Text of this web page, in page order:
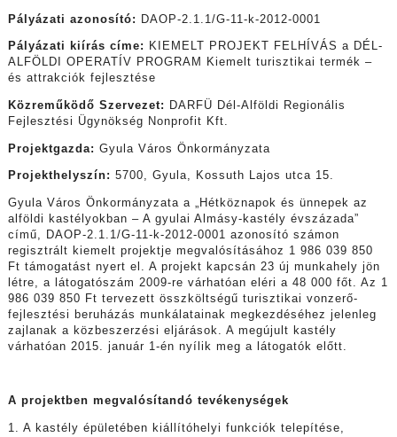
Pályázati azonosító: DAOP-2.1.1/G-11-k-2012-0001
Pályázati kiírás címe:
KIEMELT PROJEKT FELHÍVÁS a DÉL-
ALFÖLDI OPERATÍV PROGRAM Kiemelt turisztikai termék –
és attrakciók fejlesztése
Közreműködő Szervezet:
DARFÜ Dél-Alföldi Regionális
Fejlesztési Ügynökség Nonprofit Kft.
Projektgazda: Gyula Város Önkormányzata
Projekthelyszín: 5700, Gyula, Kossuth Lajos utca 15.
Gyula Város Önkormányzata a „Hétköznapok és ünnepek az
alföldi kastélyokban – A gyulai Almásy-kastély évszázada”
című, DAOP-2.1.1/G-11-k-2012-0001 azonosító számon
regisztrált kiemelt projektje megvalósításához 1 986 039 850
Ft támogatást nyert el. A projekt kapcsán 23 új munkahely jön
létre, a látogatószám 2009-re várhatóan eléri a 48 000 főt. Az 1
986 039 850 Ft tervezett összköltségű turisztikai vonzerő-
fejlesztési beruházás munkálatainak megkezdéséhez jelenleg
zajlanak a közbeszerzési eljárások. A megújult kastély
várhatóan 2015. január 1-én nyílik meg a látogatók előtt.
A projektben megvalósítandó tevékenységek
1. A kastély épületében kiállítóhelyi funkciók telepítése,